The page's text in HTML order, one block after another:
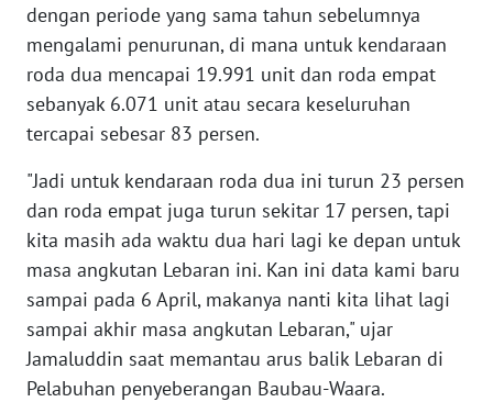
dengan periode yang sama tahun sebelumnya
mengalami penurunan, di mana untuk kendaraan
roda dua mencapai 19.991 unit dan roda empat
sebanyak 6.071 unit atau secara keseluruhan
tercapai sebesar 83 persen.
"Jadi untuk kendaraan roda dua ini turun 23 persen
dan roda empat juga turun sekitar 17 persen, tapi
kita masih ada waktu dua hari lagi ke depan untuk
masa angkutan Lebaran ini. Kan ini data kami baru
sampai pada 6 April, makanya nanti kita lihat lagi
sampai akhir masa angkutan Lebaran," ujar
Jamaluddin saat memantau arus balik Lebaran di
Pelabuhan penyeberangan Baubau-Waara.
WN
KEPRI
WN
PAPUA
BARAT
WN
RIAU